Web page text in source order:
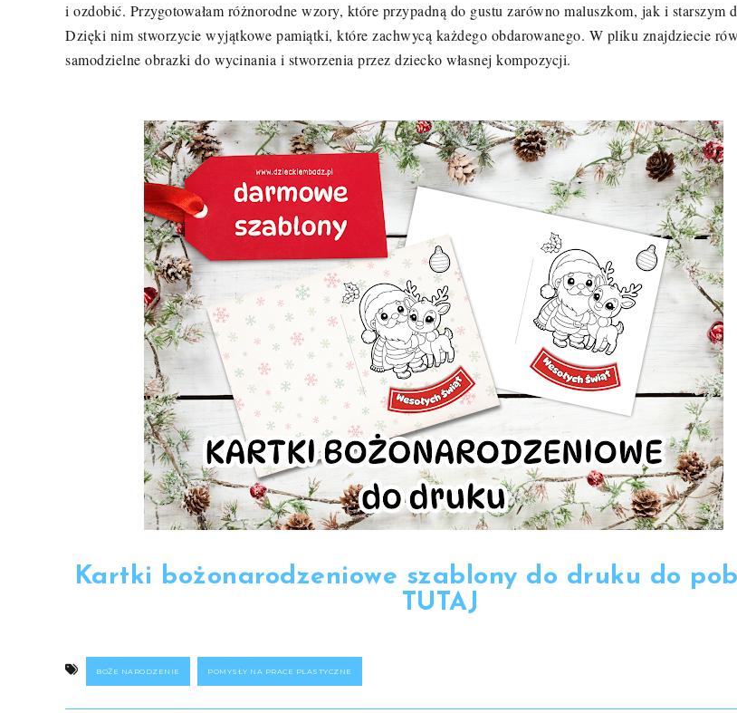
i ozdobić. Przygotowałam różnorodne wzory, które przypadną do gustu zarówno maluszkom, jak i starszym
Dzięki nim stworzycie wyjątkowe pamiątki, które zachwycą każdego obdarowanego. W pliku znajdziecie
samodzielne obrazki do wycinania i stworzenia przez dziecko własnej kompozycji.
Kartki bożonarodzeniowe szablony do druku do
TUTAJ
BOŻE NARODZENIE POMYSŁY NA PRACE PLASTYCZNE